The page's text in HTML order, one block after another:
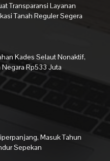
Transparansi Layanan
Tanah Reguler Segera
Kades Selaut Nonaktif,
Rp533 Juta
Masuk Tahun
Sepekan